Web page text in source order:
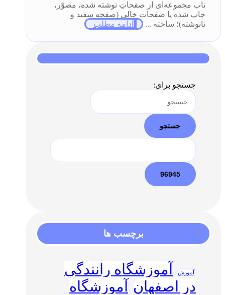
تاب مجموعه‌ای از صفحاتِ نوشته شده، مصوّر،
چاپ شده یا صفحات خالی (صفحه سفید و
نانوشته)؛ ساخته ...
ادامه مطلب
جستجو برای:
برچسب ها
آموزش
آموزشگاه رانندگی
در اصفهان
آموزشگاه